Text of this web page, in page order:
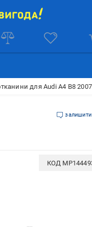
для Audi A4 B8
залишити
КОД